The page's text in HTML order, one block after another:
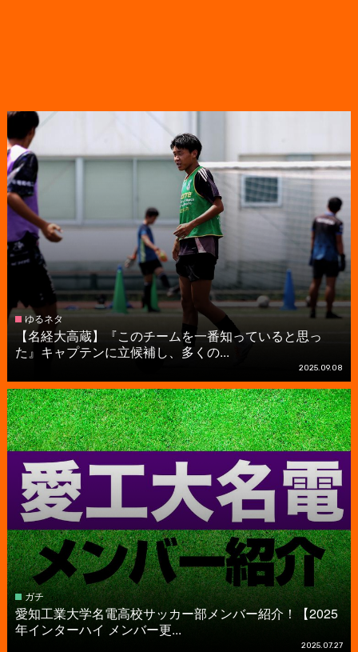
ゆるネタ
【名経大高蔵】『このチームを一番知っていると思っ
た』キャプテンに立候補し、多くの...
2025.09.08
ガチ
愛知工業大学名電高校サッカー部メンバー紹介！【2025
年インターハイ メンバー更...
2025.07.27